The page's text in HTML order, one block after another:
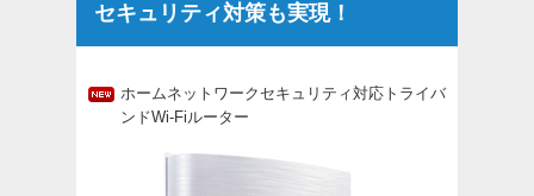
セキュリティ対策も実現！
ホームネットワークセキュリティ対応トライバ
ンドWi-Fiルーター